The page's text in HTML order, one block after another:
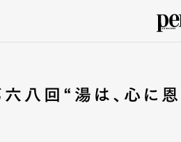
八回“湯は、心に恩